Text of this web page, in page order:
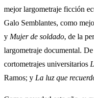
mejor largometraje ficción
Galo Semblantes, como
y Mujer de soldado, de la
largometraje documental.
cortometrajes universitarios
Ramos; y La luz que